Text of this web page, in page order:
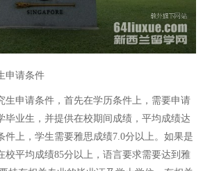
请条件
申请条件，首先在学历条件上，需要申请
毕业生，并提供在校期间成绩，平均成绩达
件上，学生需要雅思成绩7.0分以上。如果是
校平均成绩85分以上，语言要求需要达到雅